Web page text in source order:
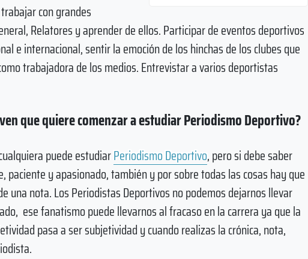
con grandes
Relatores y aprender de ellos. Participar de eventos deportivos
e internacional, sentir la emoción de los hinchas de los clubes que
trabajadora de los medios. Entrevistar a varios deportistas
que quiere comenzar a estudiar Periodismo Deportivo?
puede estudiarPeriodismo Deportivo, pero si debe saber
paciente y apasionado, también y por sobre todas las cosas hay que
una nota. Los Periodistas Deportivos no podemos dejarnos llevar
ese fanatismo puede llevarnos al fracaso en la carrera ya que la
pasa a ser subjetividad y cuando realizas la crónica, nota,